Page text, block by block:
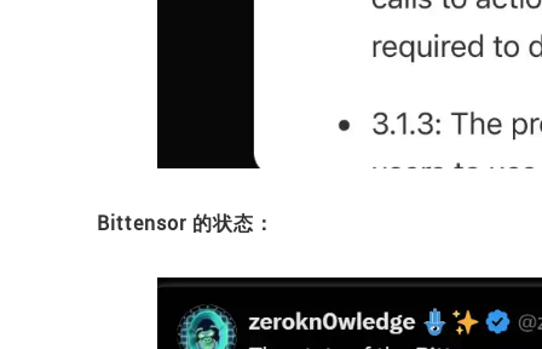
Bittensor 的状态：